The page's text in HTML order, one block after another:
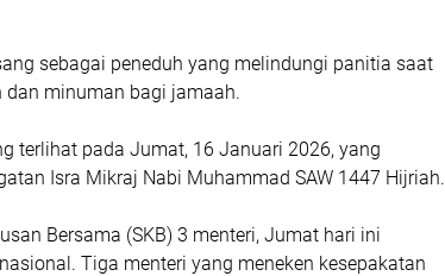
sebagai peneduh yang melindungi panitia saat
minuman bagi jamaah.
terlihat pada Jumat, 16 Januari 2026, yang
Isra Mikraj Nabi Muhammad SAW 1447 Hijriah.
Bersama (SKB) 3 menteri, Jumat hari ini
Tiga menteri yang meneken kesepakatan